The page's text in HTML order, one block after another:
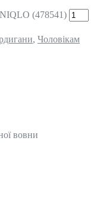
(478541)
, Чоловікам
вовни